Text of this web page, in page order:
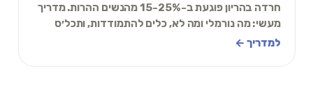
חרדה בהריון פוגעת ב-15-25% מהנשים ההרות. מדריך
מעשי: מה נורמלי ומה לא, כלים להתמודדות, ותכל׳ס
תרגיל 'חיבור לתינוק' ל-2 דקות.
למדריך ←